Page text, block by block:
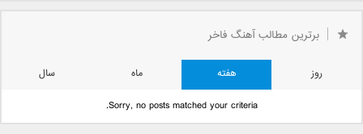
برترین مطالب آهنگ فاخر
روز هفته ماه
سال
Sorry, no posts matched your criteria.